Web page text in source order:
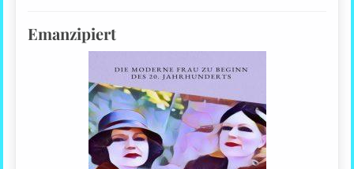
Emanzipiert